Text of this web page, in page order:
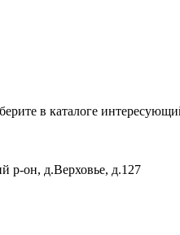
в каталоге
р-он, д.Верховье, д.127